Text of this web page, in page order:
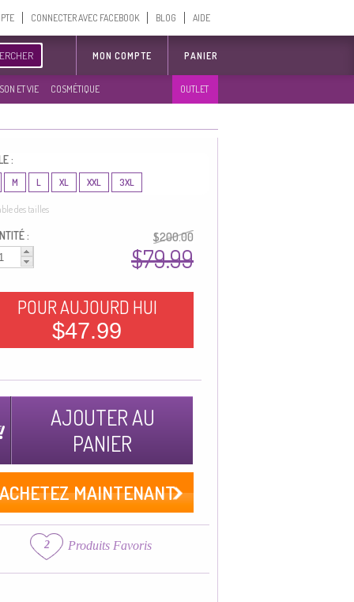
CONNECTER AVEC FACEBOOK BLOG AIDE
MON COMPTE PANIER
ET VIE COSMÉTIQUE OUTLET
:
M L XL XXL 3XL
des tailles
: $200.00
$79.99
POUR AUJOURD HUI
$47.99
AJOUTER AU
PANIER
MAINTENANT
2 Produits Favoris